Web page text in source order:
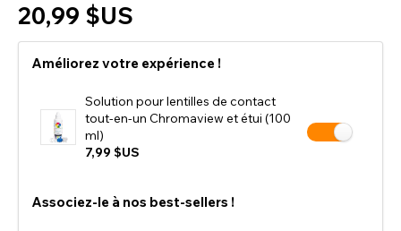
20,99 $US
Améliorez votre expérience !
Solution pour lentilles de contact
tout-en-un Chromaview et étui (100
ml)
7,99 $US
Associez-le à nos best-sellers !